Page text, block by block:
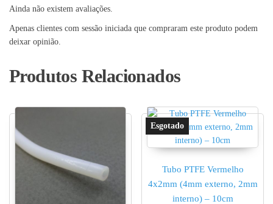
Ainda não existem avaliações.
Apenas clientes com sessão iniciada que compraram este produto podem
deixar opinião.
Produtos Relacionados
Tubo PTFE Vermelho
4x2mm (4mm externo, 2mm
interno) – 10cm